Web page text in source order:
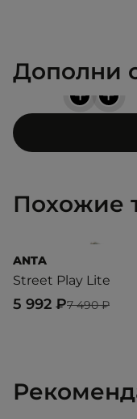
Дополни
+
+
Похожие
ANTA
Street Play Lite
7 490 ₽
5 992 ₽